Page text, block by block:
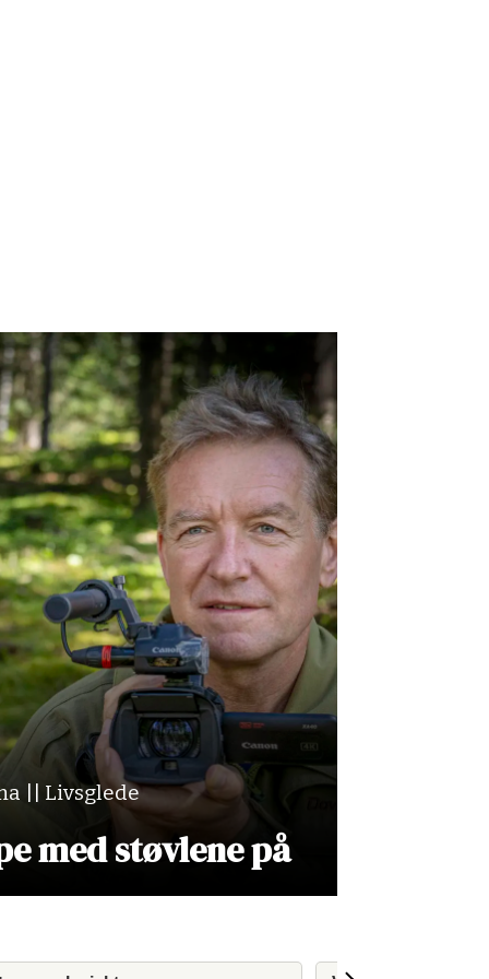
|| Livsglede
med støvlene på